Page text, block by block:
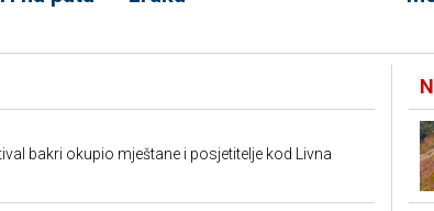
bakri okupio mještane i posjetitelje kod Livna